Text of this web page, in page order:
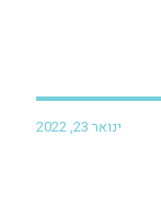
ינואר 23, 2022